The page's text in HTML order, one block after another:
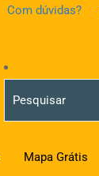
Com dúvidas?
Mapa Grátis